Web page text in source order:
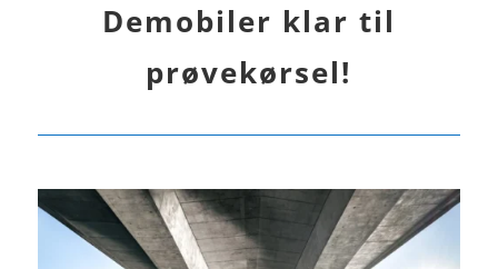
Demobiler klar til
prøvekørsel!